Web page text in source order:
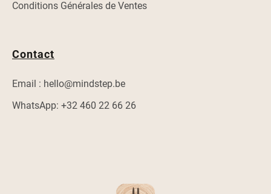
Conditions Générales de Ventes
Contact
Email : hello@mindstep.be
WhatsApp: +32 460 22 66 26